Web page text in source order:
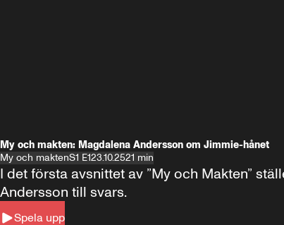
My och makten: Magdalena Andersson om Jimmie-hånet
My och maktenS1 E123.10.2521 min
Spela upp
I det första avsnittet av ”My och Makten”
Andersson till svars.